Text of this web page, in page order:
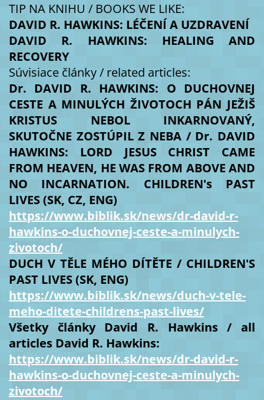
TIP NA KNIHU / BOOKS WE LIKE:
DAVID R. HAWKINS: LÉČENÍ A UZDRAVENÍ
DAVID R. HAWKINS: HEALING AND
RECOVERY
Súvisiace články / related articles:
Dr. DAVID R. HAWKINS: O DUCHOVNEJ
CESTE A MINULÝCH ŽIVOTOCH PÁN JEŽIŠ
KRISTUS NEBOL INKARNOVANÝ,
SKUTOČNE ZOSTÚPIL Z NEBA / Dr. DAVID
HAWKINS: LORD JESUS CHRIST CAME
FROM HEAVEN, HE WAS FROM ABOVE AND
NO INCARNATION. CHILDREN's PAST
LIVES (SK, CZ, ENG)
https://www.biblik.sk/news/dr-david-r-
hawkins-o-duchovnej-ceste-a-minulych-
zivotoch/
DUCH V TĚLE MÉHO DÍTĚTE / CHILDREN'S
PAST LIVES (SK, ENG)
https://www.biblik.sk/news/duch-v-tele-
meho-ditete-childrens-past-lives/
Všetky články David R. Hawkins / all
articles David R. Hawkins:
https://www.biblik.sk/news/dr-david-r-
hawkins-o-duchovnej-ceste-a-minulych-
zivotoch/